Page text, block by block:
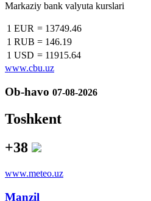
Markaziy bank valyuta kurslari
1 EUR = 13749.46
1 RUB = 146.19
1 USD = 11915.64
www.cbu.uz
Ob-havo 07-08-2026
Toshkent
+38
www.meteo.uz
Manzil